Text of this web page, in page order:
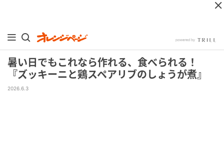
暑い日でもこれなら作れる、食べられる！
『ズッキーニと鶏スペアリブのしょうが煮』
2026.6.3